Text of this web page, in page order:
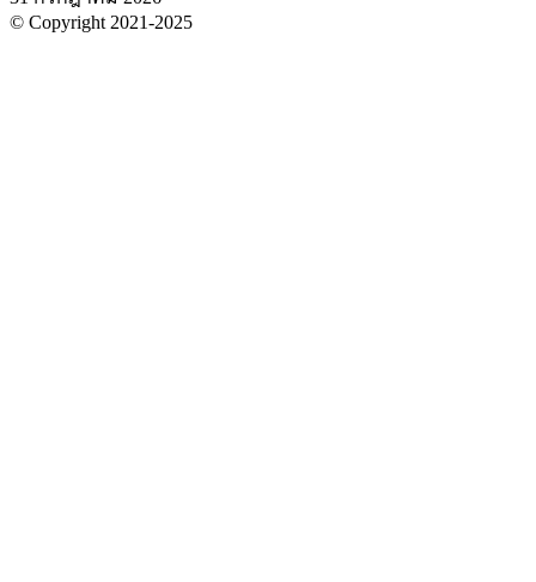
© Copyright 2021-2025